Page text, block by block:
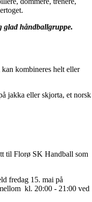
glad håndballgruppe.
kan kombineres helt eller
jakka eller skjorta, et norsk
til Florø SK Handball som
fredag 15. mai på
kl. 20:00 - 21:00 ved